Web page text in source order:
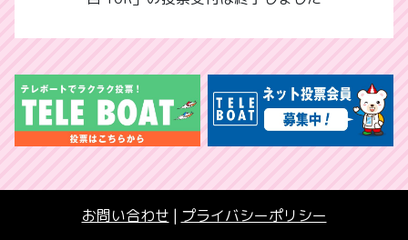
お問い合わせ | プライバシーポリシー